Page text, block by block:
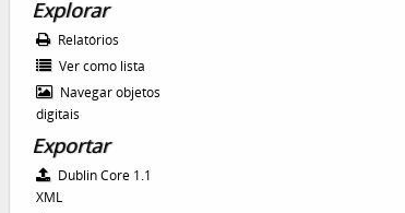
Explorar
Relatórios
Ver como lista
Navegar objetos
digitais
Exportar
Dublin Core 1.1
XML